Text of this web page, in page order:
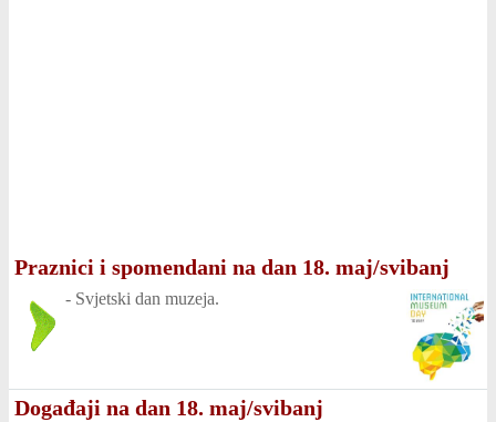
Praznici i spomendani na dan 18. maj/svibanj
- Svjetski dan muzeja.
Događaji na dan 18. maj/svibanj